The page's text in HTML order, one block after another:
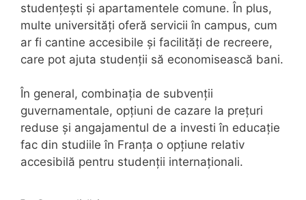
studențești și apartamentele comune. În plus,
multe universități oferă servicii în campus, cum
ar fi cantine accesibile și facilități de recreere,
care pot ajuta studenții să economisească bani.
În general, combinația de subvenții
guvernamentale, opțiuni de cazare la prețuri
reduse și angajamentul de a investi în educație
fac din studiile în Franța o opțiune relativ
accesibilă pentru studenții internaționali.